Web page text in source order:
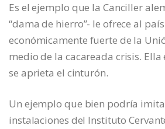
Es el ejemplo que la Canciller
“dama de hierro”- le ofrece al
económicamente fuerte de la
medio de la cacareada crisis.
se aprieta el cinturón.
Un ejemplo que bien podría
instalaciones del Instituto